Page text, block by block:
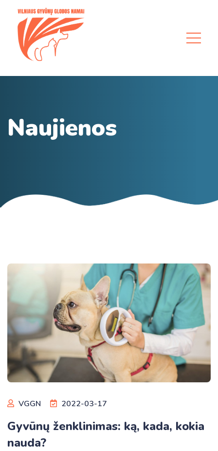
Naujienos
VGGN 2022-03-17
Gyvūnų ženklinimas: ką, kada, kokia
nauda?